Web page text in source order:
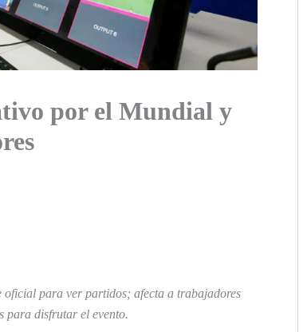
por el Mundial y
para ver partidos; afecta a trabajadores
para disfrutar el evento.